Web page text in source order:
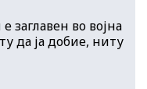
заглавен во војна
да ја добие, ниту